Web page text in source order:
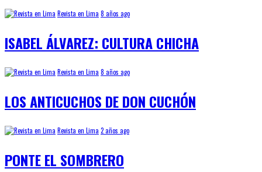
Revista en Lima 8 años ago
ISABEL ÁLVAREZ: CULTURA CHICHA
Revista en Lima 8 años ago
LOS ANTICUCHOS DE DON CUCHÓN
Revista en Lima 2 años ago
PONTE EL SOMBRERO